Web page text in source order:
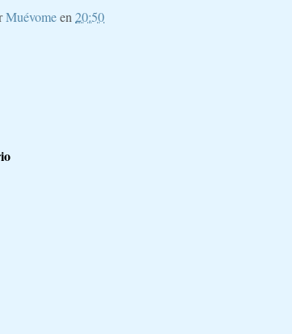
Muévome en20:50